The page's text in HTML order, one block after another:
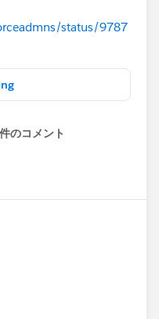
status/9787
のコメント